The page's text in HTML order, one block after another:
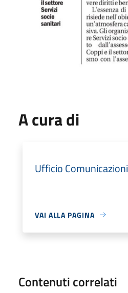
A cura di
Ufficio Comunicazioni
VAI ALLA PAGINA
Contenuti correlati